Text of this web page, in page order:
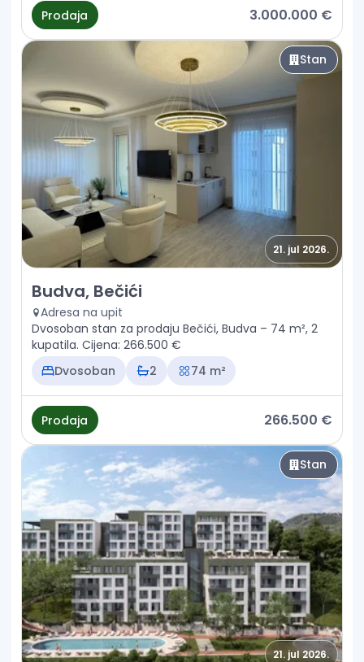
Prodaja 3.000.000 €
Stan
21. jul 2026.
Prodaja - Stan Budva, Bečići
Budva, Bečići
Adresa na upit
Dvosoban stan za prodaju Bečići, Budva – 74 m², 2
kupatila. Cijena: 266.500 €
Dvosoban
2 74 m²
Prodaja 266.500 €
Stan
21. jul 2026.